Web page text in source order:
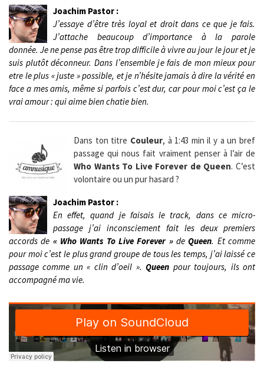
Joachim Pastor :
J’essaye d’être très loyal et droit dans ce que je fais.
J’attache beaucoup d’importance à la parole
donnée. Je ne pense pas être trop difficile à vivre au jour le jour et je
suis plutôt déconneur. Dans l’ensemble je fais de mon mieux pour
etre le plus « juste » possible, et je n’hésite jamais à dire la vérité en
face a mes amis, même si parfois c’est dur, car pour moi c’est ça le
vrai amour : qui aime bien chatie bien.
Dans ton titre Couleur, à 1:43 min il y a un bref
passage qui nous fait vraiment penser à l’air de
Who Wants To Live Forever de Queen. C’est
volontaire ou un pur hasard ?
Joachim Pastor :
En effet, quand je faisais le track, dans ce micro-
passage j’ai inconsciement fait les deux premiers
accords de « Who Wants To Live Forever »deQueen. Et comme
pour moi c’est le plus grand groupe de tous les temps, j’ai laissé ce
passage comme un « clin d’oeil ».Queen pour toujours, ils ont
accompagné ma vie.